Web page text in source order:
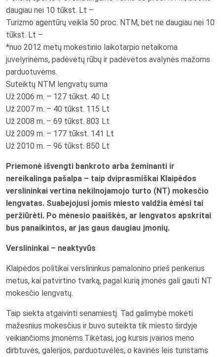
daugiau nei 10 tūkst. Lt –
Turizmo agentūrų veikla 50 proc. NTM, bet ne daugiau nei 10
tūkst. Lt –
*nuo 2012 metų mokestinio laikotarpio netaikoma
juvelyrinėms, padėvėtų rūbų ir padėvėtos avalynės mažoms
parduotuvėms.
Suteiktų NTM lengvatų suma
Už 2006 m. – 127 tūkst. 40 Lt
Už 2007 m. – 40 tūkst. 115 Lt
Už 2008 m. – 69 tūkst. 803 Lt
Už 2009 m. – 177 tūkst. 141 Lt
Už 2010 m. – 96 tūkst. 850 Lt
Priemonė išvengti bankroto arba žeminanti ir
nereikalinga pašalpa – taip dviprasmiškai Klaipėdos
verslininkai vertina nekilnojamojo turto (NT) mokesčio
lengvatas. Suabejojusi jomis miesto valdžia ėmėsi tai
peržiūrėti. Po mėnesio paaiškės, ar lengvatos apskritai
bus panaikintos, ar jas gaus daugiau įmonių.
Verslininkai – neaktyvūs
Klaipėdos politikai verslininkus pamalonino prieš penkerius
metus, kai patvirtino tvarką, pagal kurią įmonės gali gauti NT
mokesčio lengvatų.
Taip siekta atgaivinti senamiestį. Tad galimybė mokėti
mažesnius mokesčius ir buvo suteikta tik miesto širdyje
veikiančioms įmonėms.Tikėtasi, jog kursis įvairios meno
dirbtuvės, galerijos, parduotuvėlės, o kavinės leis turistams